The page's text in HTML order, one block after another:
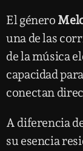
El género
una de las
de la música
capacidad
conectan
A diferencia
su esencia